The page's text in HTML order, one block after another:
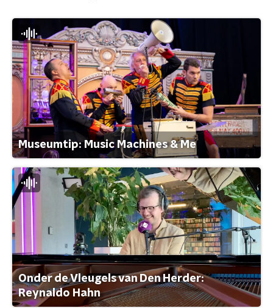
Museumtip: Music Machines & Me
Onder de Vleugels van Den Herder:
Reynaldo Hahn